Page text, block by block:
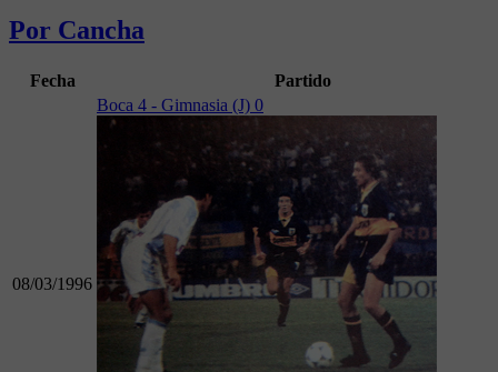
Por Cancha
Fecha Partido
08/03/1996
Boca 4 - Gimnasia (J) 0